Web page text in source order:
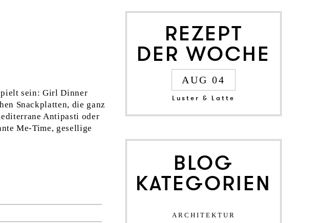
sein: Girl Dinner
Snackplatten, die ganz
Antipasti oder
Me-Time, gesellige
REZEPT
DER WOCHE
AUG 04
Luster & Latte
BLOG
KATEGORIEN
ARCHITEKTUR